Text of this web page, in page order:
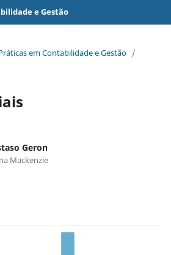
e Gestão
em Contabilidade e Gestão /
Geron
Mackenzie